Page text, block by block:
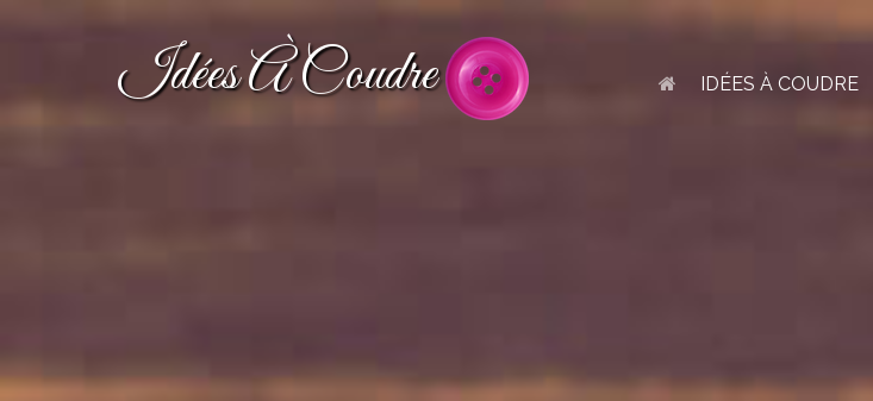
Idées À Coudre IDÉES À COUDRE